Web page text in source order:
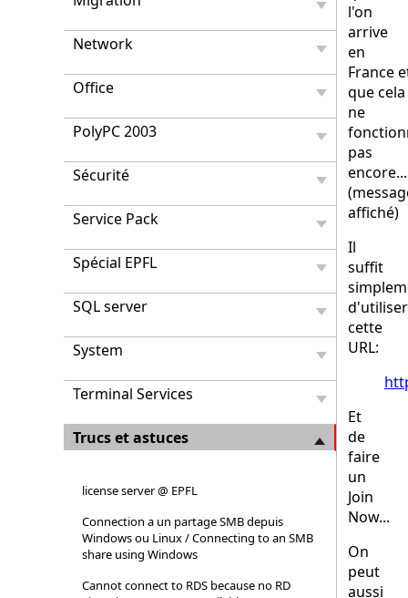
Network
Office
PolyPC 2003
Sécurité
Service Pack
Spécial EPFL
SQL server
System
Terminal Services
Trucs et astuces
license server @ EPFL
Connection a un partage SMB depuis
Windows ou Linux / Connecting to an SMB
share using Windows
Cannot connect to RDS because no RD
l'on
arrive
en
France
que cela
ne
pas
encore...
affiché)
Il
suffit
d'utiliser
cette
URL:
Et
de
faire
un
Join
Now...
On
peut
aussi